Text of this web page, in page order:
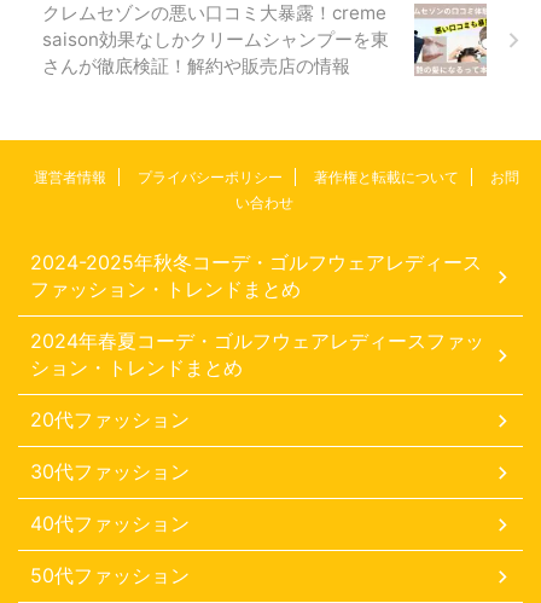
クレムセゾンの悪い口コミ大暴露！creme
saison効果なしかクリームシャンプーを東
さんが徹底検証！解約や販売店の情報
運営者情報 プライバシーポリシー 著作権と転載について
お問
い合わせ
2024-2025年秋冬コーデ・ゴルフウェアレディース
ファッション・トレンドまとめ
2024年春夏コーデ・ゴルフウェアレディースファッ
ション・トレンドまとめ
20代ファッション
30代ファッション
40代ファッション
50代ファッション